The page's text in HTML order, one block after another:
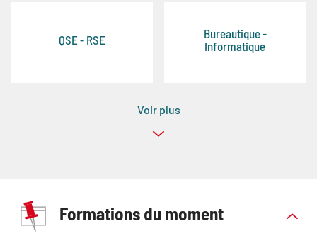
QSE - RSE
Bureautique -
Informatique
Voir plus
Formations du moment